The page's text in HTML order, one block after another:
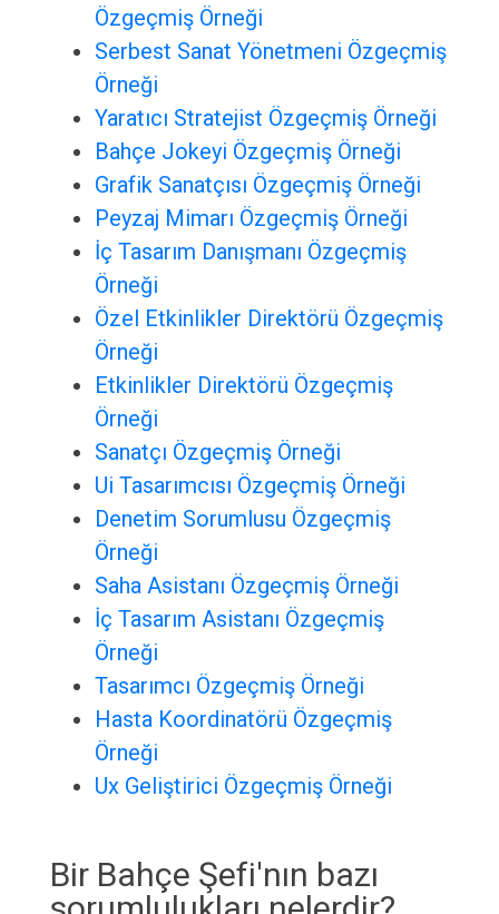
Özgeçmiş Örneği
Serbest Sanat Yönetmeni Özgeçmiş
Örneği
Yaratıcı Stratejist Özgeçmiş Örneği
Bahçe Jokeyi Özgeçmiş Örneği
Grafik Sanatçısı Özgeçmiş Örneği
Peyzaj Mimarı Özgeçmiş Örneği
İç Tasarım Danışmanı Özgeçmiş
Örneği
Özel Etkinlikler Direktörü Özgeçmiş
Örneği
Etkinlikler Direktörü Özgeçmiş
Örneği
Sanatçı Özgeçmiş Örneği
Ui Tasarımcısı Özgeçmiş Örneği
Denetim Sorumlusu Özgeçmiş
Örneği
Saha Asistanı Özgeçmiş Örneği
İç Tasarım Asistanı Özgeçmiş
Örneği
Tasarımcı Özgeçmiş Örneği
Hasta Koordinatörü Özgeçmiş
Örneği
Ux Geliştirici Özgeçmiş Örneği
Bir Bahçe Şefi'nın bazı